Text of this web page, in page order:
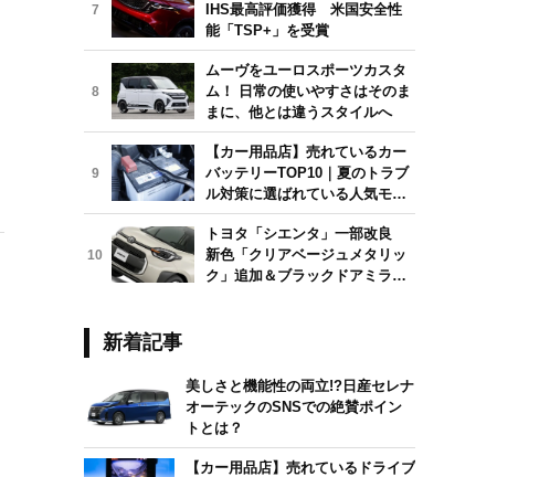
7
IHS最高評価獲得 米国安全性
能「TSP+」を受賞
8
ムーヴをユーロスポーツカスタ
ム！ 日常の使いやすさはそのま
まに、他とは違うスタイルへ
9
【カー用品店】売れているカー
バッテリーTOP10｜夏のトラブ
ル対策に選ばれている人気モデ
ルは？【2026年6月版】
10
トヨタ「シエンタ」一部改良
新色「クリアベージュメタリッ
ク」追加＆ブラックドアミラー
新着記事
美しさと機能性の両立!?日産セレナ
オーテックのSNSでの絶賛ポイン
トとは？
【カー用品店】売れているドライブ